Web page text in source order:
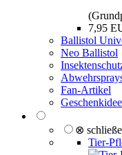
7,95
Ballistol
Neo Ballistol
Fan-Artikel
⊗
Tier-